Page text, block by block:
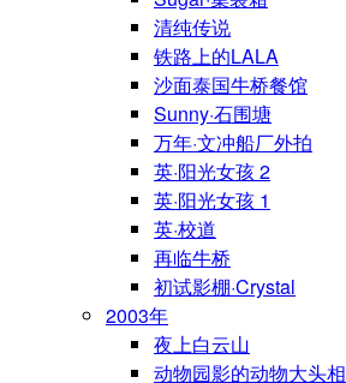
清纯传说
铁路上的LALA
沙面泰国牛桥餐馆
Sunny·石围塘
万年·文冲船厂外拍
英·阳光女孩 2
英·阳光女孩 1
英·校道
再临牛桥
初试影棚·Crystal
2003年
夜上白云山
动物园影的动物大头相